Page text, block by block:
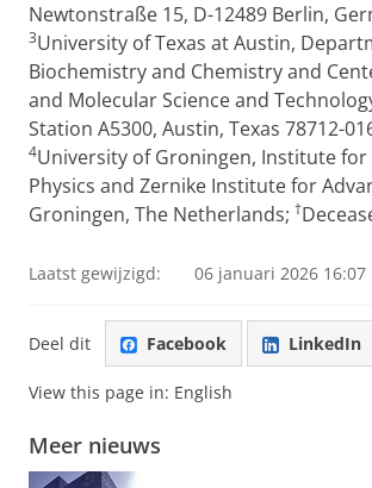
Newtonstraße 15, D-12489 Berlin,
3University of Texas at Austin,
Biochemistry and Chemistry and
and Molecular Science and
Station A5300, Austin, Texas 78712-
4University of Groningen, Institute for
Physics and Zernike Institute for
Groningen, The Netherlands; †
Laatst gewijzigd: 06 januari 2026 16:07
Deel dit Facebook LinkedIn
View this page in: English
Meer nieuws